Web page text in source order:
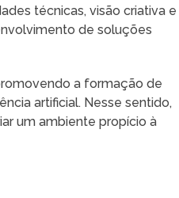
técnicas, visão criativa e
de soluções
a formação de
artificial. Nesse sentido,
um ambiente propício à